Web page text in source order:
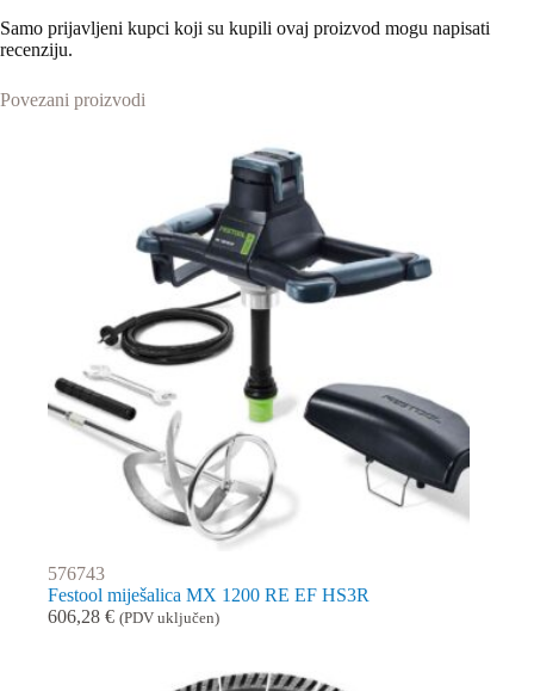
Samo prijavljeni kupci koji su kupili ovaj proizvod mogu napisati
recenziju.
Povezani proizvodi
576743
Festool miješalica MX 1200 RE EF HS3R
606,28 € (PDV uključen)